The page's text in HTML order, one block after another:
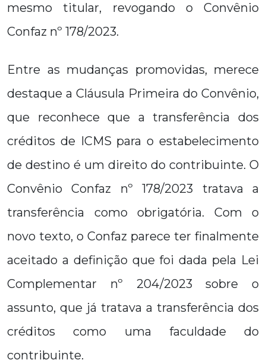
mesmo titular, revogando o Convênio
Confaz nº 178/2023.
Entre as mudanças promovidas, merece
destaque a Cláusula Primeira do Convênio,
que reconhece que a transferência dos
créditos de ICMS para o estabelecimento
de destino é um direito do contribuinte. O
Convênio Confaz nº 178/2023 tratava a
transferência como obrigatória. Com o
novo texto, o Confaz parece ter finalmente
aceitado a definição que foi dada pela Lei
Complementar nº 204/2023 sobre o
assunto, que já tratava a transferência dos
créditos como uma faculdade do
contribuinte.